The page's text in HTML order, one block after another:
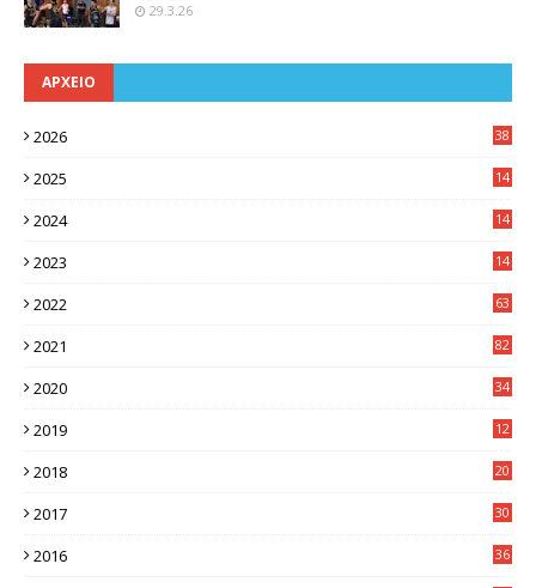
29.3.26
ΑΡΧΕΙΟ
2026 38
2025
14
2024
14
2023
14
2022 63
2021 82
2020 34
2019
12
2018
20
2017
30
2016
36